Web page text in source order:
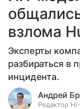
взлома
Эксперты
разбираться в
инцидента.
Андрей
Редактор